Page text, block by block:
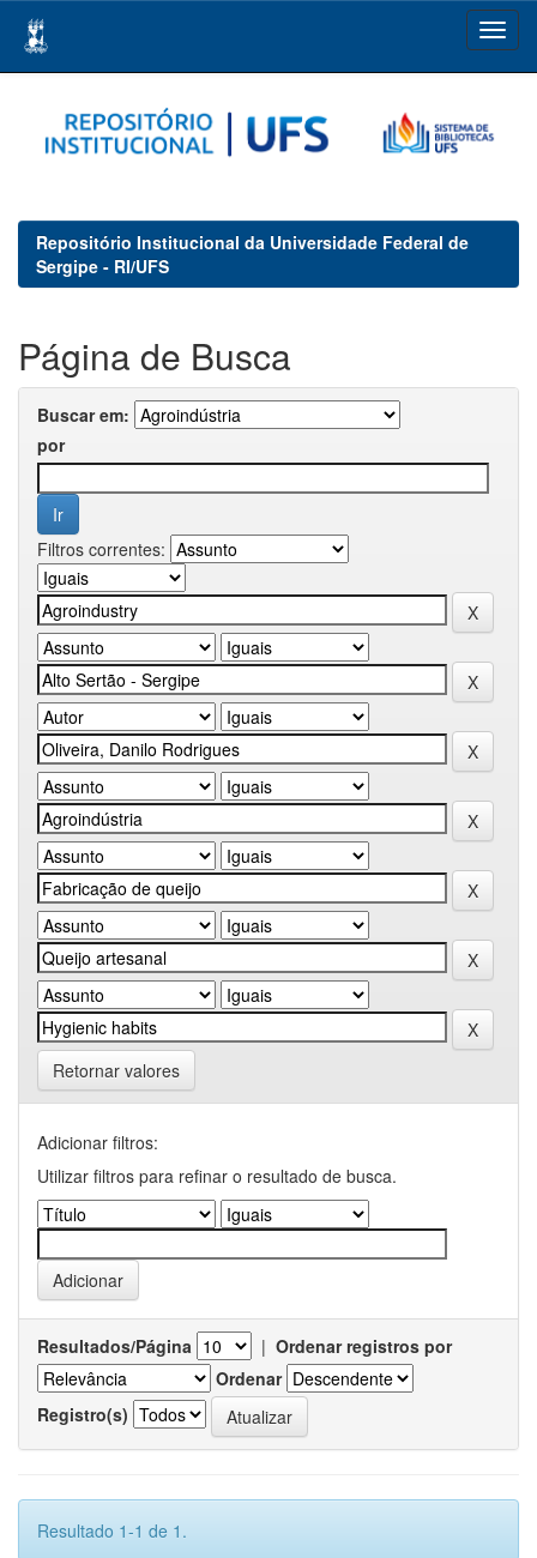
navigation
Repositório Institucional da Universidade Federal de
Sergipe - RI/UFS
Página de Busca
Buscar em:
por
Filtros correntes:
Retornar valores
Adicionar filtros:
Utilizar filtros para refinar o resultado de busca.
Resultados/Página | Ordenar registros por
Ordenar
Registro(s)
Resultado 1-1 de 1.